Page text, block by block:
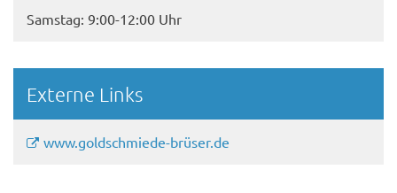
Samstag: 9:00-12:00 Uhr
Externe Links
www.goldschmiede-brüser.de